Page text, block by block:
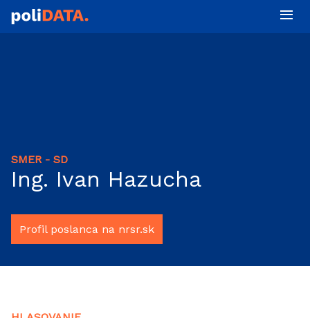
SMER - SD
Ing. Ivan Hazucha
Profil poslanca na nrsr.sk